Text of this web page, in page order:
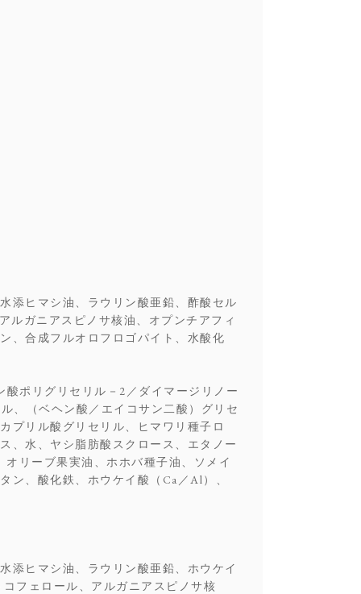
添ヒマシ油、ラウリン酸亜鉛、酢酸セル
ルガニアスピノサ核油、オプンチアフィ
、合成フルオロフロゴパイト、水酸化
ポリグリセリル－2／ダイマージリノー
、（ベヘン酸／エイコサン二酸）グリセ
プリル酸グリセリル、ヒマワリ種子ロ
、水、ヤシ脂肪酸スクロース、エタノー
リーブ果実油、ホホバ種子油、ソメイ
ン、酸化鉄、ホウケイ酸（Ca／Al）、
添ヒマシ油、ラウリン酸亜鉛、ホウケイ
フェロール、アルガニアスピノサ核